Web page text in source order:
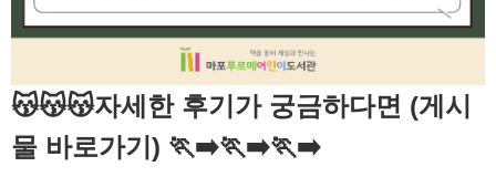
😽😽😽자세한 후기가 궁금하다면 (게시
물 바로가기) 🏃‍➡️🏃‍➡️🏃‍➡️